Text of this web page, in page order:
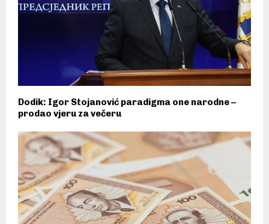
Dodik: Igor Stojanović paradigma one narodne –
prodao vjeru za večeru